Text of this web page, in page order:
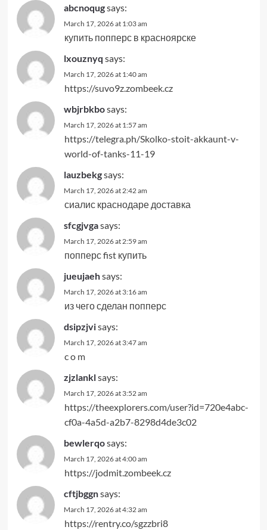
abcnoqugsays:
March 17, 2026 at 1:03 am
купить попперс в красноярске
lxouznyq says:
March 17, 2026 at 1:40 am
https://suvo9z.zombeek.cz
wbjrbkbosays:
March 17, 2026 at 1:57 am
https://telegra.ph/Skolko-stoit-akkaunt-v-
world-of-tanks-11-19
lauzbekgsays:
March 17, 2026 at 2:42 am
сиалис краснодаре доставка
sfcgjvgasays:
March 17, 2026 at 2:59 am
попперс fist купить
jueujaehsays:
March 17, 2026 at 3:16 am
из чего сделан попперс
dsipzjvisays:
March 17, 2026 at 3:47 am
c o m
zjzlanklsays:
March 17, 2026 at 3:52 am
https://theexplorers.com/user?id=720e4abc-
cf0a-4a5d-a2b7-8298d4de3c02
bewlerqosays:
March 17, 2026 at 4:00 am
https://jodmit.zombeek.cz
cftjbggnsays:
March 17, 2026 at 4:32 am
https://rentry.co/sgzzbri8